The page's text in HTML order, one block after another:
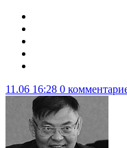
11.06 16:28 0